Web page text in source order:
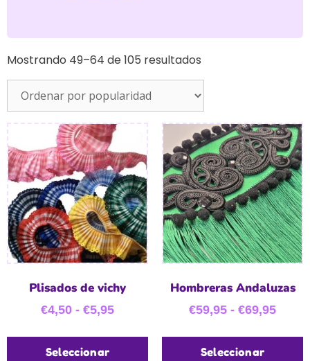
Mostrando 49–64 de 105 resultados
Plisados de vichy
€4,50 - €5,95
Seleccionar
Hombreras Andaluzas
€59,95 - €69,95
Seleccionar